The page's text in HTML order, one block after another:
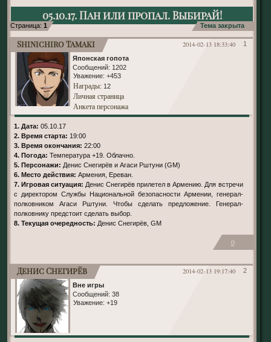
05.10.17. Пан или пропал. Выбирай!
Страница: 1 Тема закрыта
1
2014-02-13 18:33:40
Shinichiro Tamaki
Японская гопота
Сообщений: 1202
Уважение: +453
Награды: 12
Личная страница
Анкета персонажа
1. Дата: 05.10.17
2. Время старта: 19:00
3. Время окончания: 22:00
4. Погода: Температура +19. Облачно.
5. Персонажи: Денис Снегирёв и Агаси Рштуни (GM)
6. Место действия: Армения, Ереван.
7. Игровая ситуация: Денис Снегирёв прилетел в Армению. Для встречи
с директором Службы Национальной безопасности Армении, генерал-
полковником Агаси Рштуни. Чтобы сделать предложение. Генерал-
полковнику предстоит сделать выбор.
8. Текущая очередность: Денис Снегирёв, GM
0
2
2014-02-13 19:17:40
Денис Снегирёв
Вне игры
Сообщений: 38
Уважение: +19